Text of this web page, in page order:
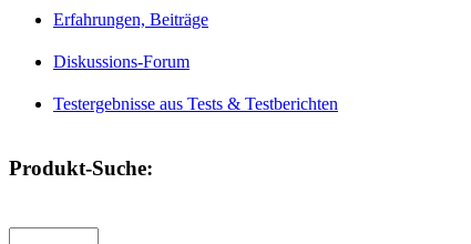
Erfahrungen, Beiträge
Diskussions-Forum
Testergebnisse aus Tests & Testberichten
Produkt-Suche: